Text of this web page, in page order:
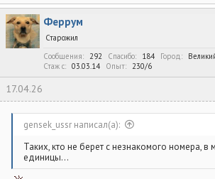
а
к
ц
и
и
Феррум
Старожил
Сообщения
292 Спасибо 184 Город
Стаж c
03.03.14 Опыт 230/6
17.04.26
gensek_ussr написал(а):
Таких, кто не берет с незнакомого номера, в
единицы...